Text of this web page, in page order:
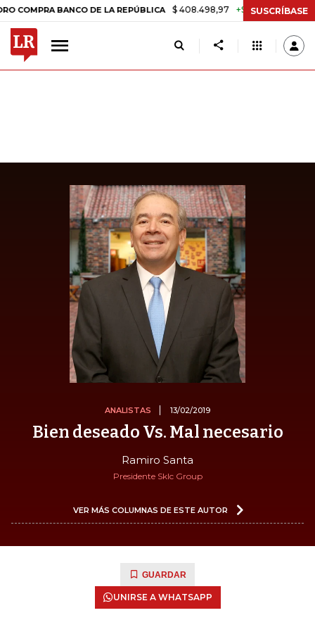
BANCO DE LA REPÚBLICA $ 408.498,97 +$ 8.753,81 +2,19%
SUSCRÍBASE
ANALISTAS 13/02/2019
Bien deseado Vs. Mal necesario
Ramiro Santa
Presidente Sklc Group
VER MÁS COLUMNAS DE ESTE AUTOR
GUARDAR
UNIRSE A WHATSAPP